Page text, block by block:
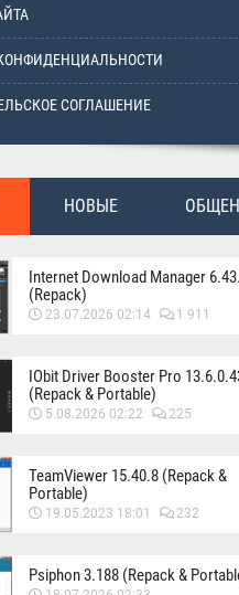
СОГЛАШЕНИЕ
НОВЫЕ
Internet Download Manager
(Repack)
23.07.2026 02:14 1 911
IObit Driver Booster Pro
(Repack & Portable)
5.08.2026 02:22 225
TeamViewer 15.40.8 (Repack &
Portable)
19.05.2023 18:01 232
Psiphon 3.188 (Repack &